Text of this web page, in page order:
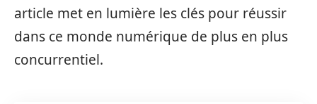
article met en lumière les clés pour réussir
dans ce monde numérique de plus en plus
concurrentiel.